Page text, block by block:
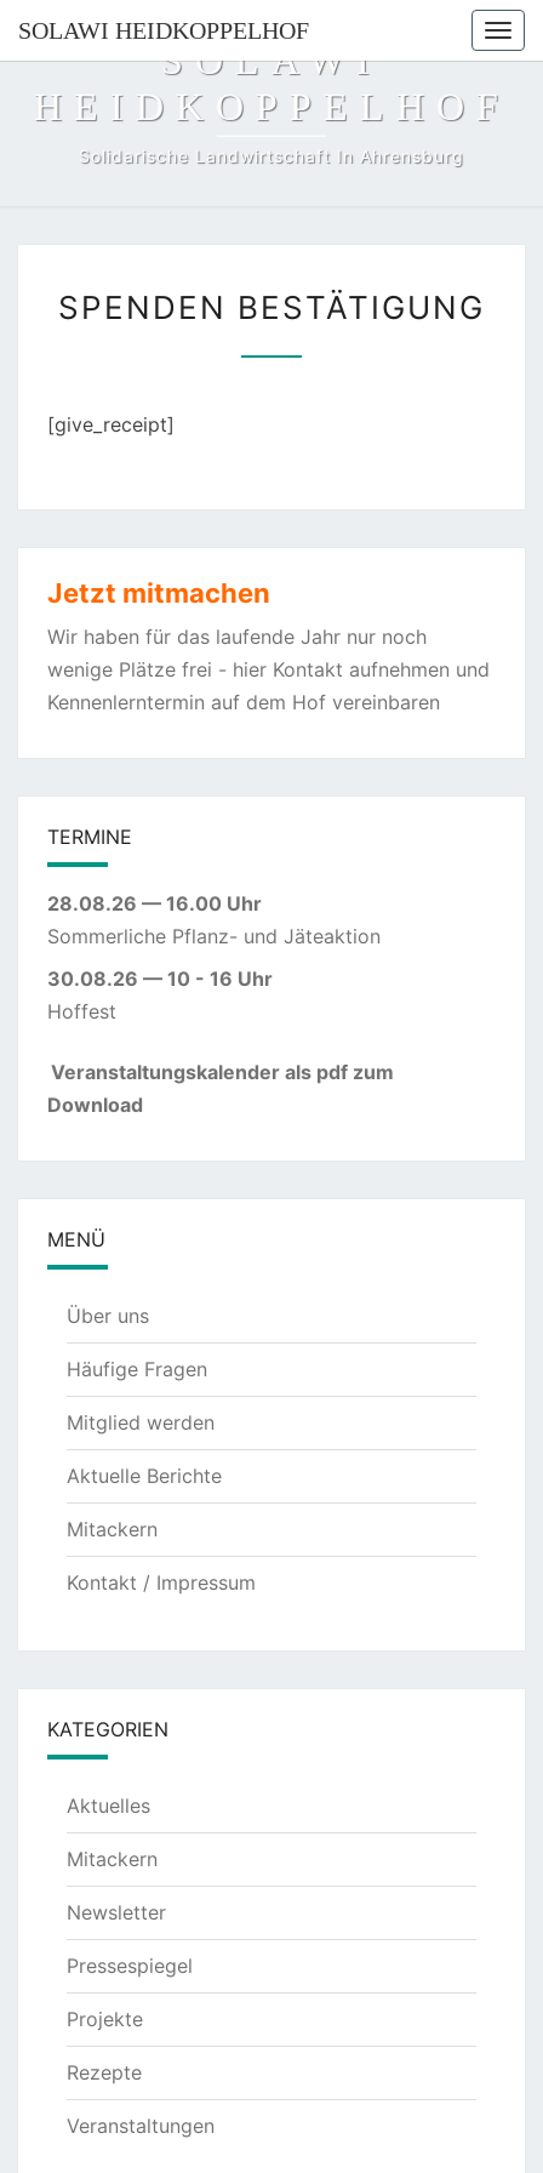
SOLAWI HEIDKOPPELHOF
SOLAWI
HEIDKOPPELHOF
Solidarische Landwirtschaft In Ahrensburg
BESTÄTIGUNG
SPENDEN BESTÄTIGUNG
[give_receipt]
Jetzt mitmachen
Wir haben für das laufende Jahr nur noch
wenige Plätze frei - hier Kontakt aufnehmen und
Kennenlerntermin auf dem Hof vereinbaren
TERMINE
28.08.26 — 16.00 Uhr
Sommerliche Pflanz- und Jäteaktion
30.08.26 — 10 - 16 Uhr
Hoffest
Veranstaltungskalender als pdf zum
Download
MENÜ
Über uns
Häufige Fragen
Mitglied werden
Aktuelle Berichte
Mitackern
Kontakt / Impressum
KATEGORIEN
Aktuelles
Mitackern
Newsletter
Pressespiegel
Projekte
Rezepte
Veranstaltungen